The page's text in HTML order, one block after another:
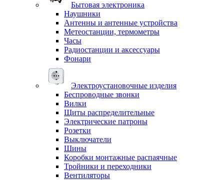
Бытовая электроника
Наушники
Антенны и антенные устройства
Метеостанции, термометры
Часы
Радиостанции и аксессуары
Фонари
Электроустановочные изделия
Беспроводные звонки
Вилки
Щиты распределительные
Электрические патроны
Розетки
Выключатели
Шины
Коробки монтажные распаячные
Тройники и переходники
Вентиляторы